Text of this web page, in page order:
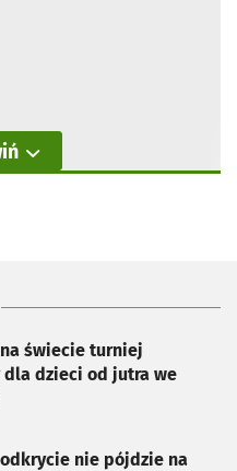
świecie turniej
dla dzieci od jutra we
nie pójdzie na